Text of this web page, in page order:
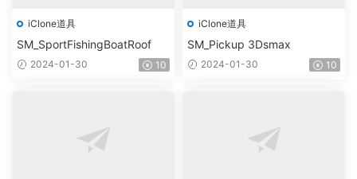
iClone道具
SM_SportFishingBoatRoof
2024-01-30 10
iClone道具
SM_Pickup 3Dsmax
2024-01-30 10